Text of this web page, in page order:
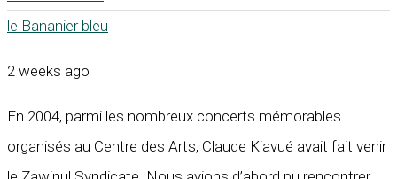
le Bananier bleu
2 weeks ago
En 2004, parmi les nombreux concerts mémorables
organisés au Centre des Arts, Claude Kiavué avait fait venir